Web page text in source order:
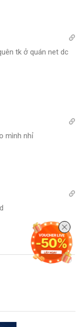
tk ở quán net dc
mình nhỉ